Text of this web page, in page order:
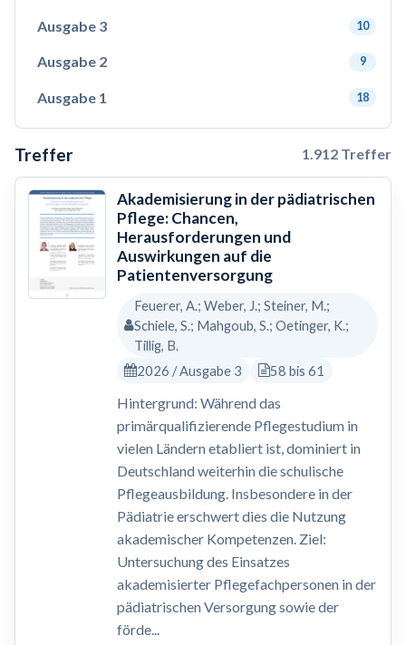
Ausgabe 3 10
Ausgabe 2 9
Ausgabe 1 18
Treffer 1.912 Treffer
Akademisierung in der pädiatrischen
Pflege: Chancen,
Herausforderungen und
Auswirkungen auf die
Patientenversorgung
Feuerer, A.; Weber, J.; Steiner, M.;
Schiele, S.; Mahgoub, S.; Oetinger, K.;
Tillig, B.
2026 / Ausgabe 3
58 bis 61
Hintergrund: Während das
primärqualifizierende Pflegestudium in
vielen Ländern etabliert ist, dominiert in
Deutschland weiterhin die schulische
Pflegeausbildung. Insbesondere in der
Pädiatrie erschwert dies die Nutzung
akademischer Kompetenzen. Ziel:
Untersuchung des Einsatzes
akademisierter Pflegefachpersonen in der
pädiatrischen Versorgung sowie der
förde...